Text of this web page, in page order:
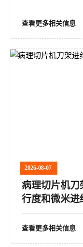
查看更多相关信息
2026-08-07
病理切片机刀
行度和微米进
查看更多相关信息